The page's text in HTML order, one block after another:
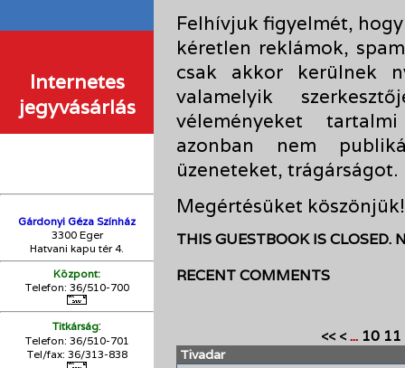
Internetes
jegyvásárlás
Gárdonyi Géza Színház
3300 Eger
Hatvani kapu tér 4.
Központ:
Telefon: 36/510-700
Titkárság:
Telefon: 36/510-701
Tel/fax: 36/313-838
Felhívjuk figyelmét,
kéretlen reklámok,
csak akkor kerülnek
valamelyik
véleményeket
azonban nem
üzeneteket, trágárságot.
Megértésüket köszönjük!
THIS GUESTBOOK IS CLOSED.
RECENT COMMENTS
<< < ... 10 11
Tivadar